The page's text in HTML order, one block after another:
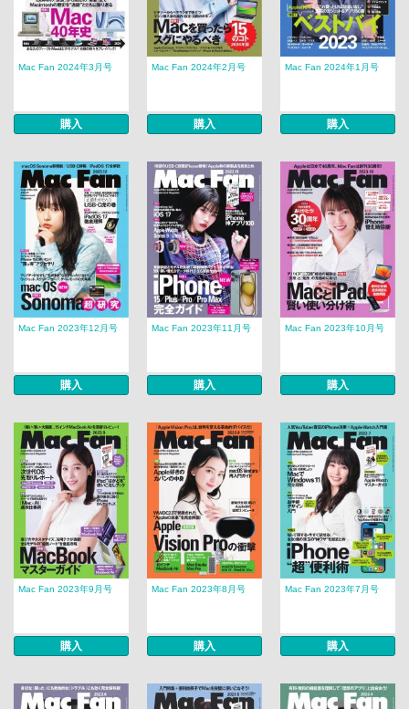
Mac Fan 2024年3月号
購入
Mac Fan 2024年2月号
購入
Mac Fan 2024年1月号
購入
Mac Fan 2023年12月号
購入
Mac Fan 2023年11月号
購入
Mac Fan 2023年10月号
購入
Mac Fan 2023年9月号
購入
Mac Fan 2023年8月号
購入
Mac Fan 2023年7月号
購入